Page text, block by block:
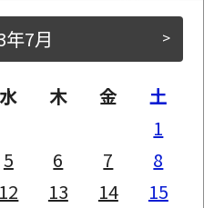
>
年7月
水 木 金
土
1
5 6 7
8
12 13 14
15